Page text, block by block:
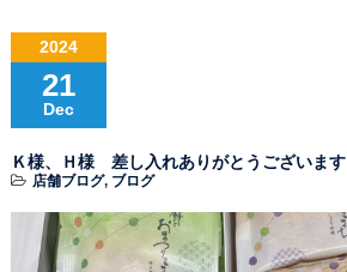
2024
21
Dec
Ｋ様、Ｈ様 差し入れありがとうございます
店舗ブログ, ブログ